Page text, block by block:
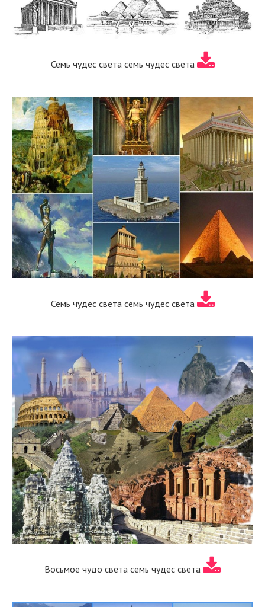
Семь чудес света семь чудес света
Семь чудес света семь чудес света
Восьмое чудо света семь чудес света